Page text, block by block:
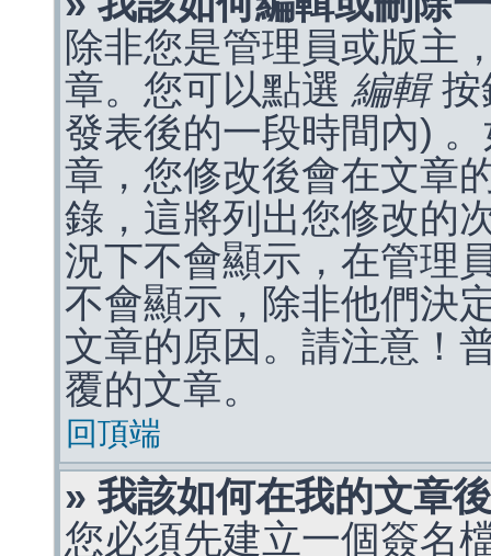
除非您是管理員或版主
章。您可以點選 編輯按
發表後的一段時間內)
章，您修改後會在文章
錄，這將列出您修改的
況下不會顯示，在管理
不會顯示，除非他們決
文章的原因。請注意！
覆的文章。
回頂端
» 我該如何在我的文章
您必須先建立一個簽名